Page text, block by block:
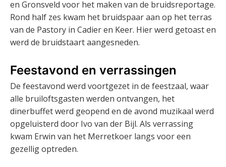
en Gronsveld voor het maken van de bruidsreportage.
Rond half zes kwam het bruidspaar aan op het terras
van de Pastory in Cadier en Keer. Hier werd getoast en
werd de bruidstaart aangesneden.
Feestavond en verrassingen
De feestavond werd voortgezet in de feestzaal, waar
alle bruiloftsgasten werden ontvangen, het
dinerbuffet werd geopend en de avond muzikaal werd
opgeluisterd door Ivo van der Bijl. Als verrassing
kwam Erwin van het Merretkoer langs voor een
gezellig optreden.